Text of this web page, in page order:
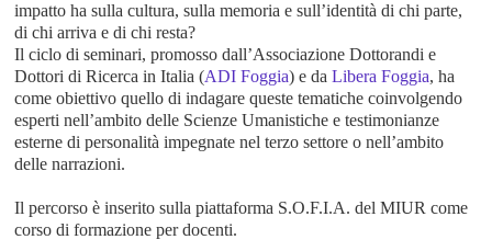
impatto ha sulla cultura, sulla memoria e sull’identità di chi parte,
di chi arriva e di chi resta?
Il ciclo di seminari, promosso dall’Associazione Dottorandi e
Dottori di Ricerca in Italia (ADI Foggia) e da Libera Foggia, ha
come obiettivo quello di indagare queste tematiche coinvolgendo
esperti nell’ambito delle Scienze Umanistiche e testimonianze
esterne di personalità impegnate nel terzo settore o nell’ambito
delle narrazioni.
Il percorso è inserito sulla piattaforma S.O.F.I.A. del MIUR come
corso di formazione per docenti.